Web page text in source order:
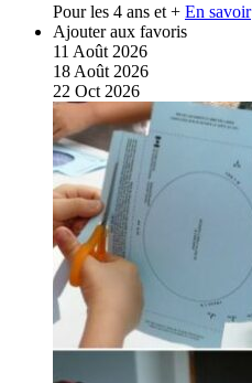
Pour les 4 ans et + En savoir
Ajouter aux favoris
11 Août 2026
18 Août 2026
22 Oct 2026